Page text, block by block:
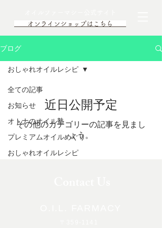
オンラインショップはこちら
ブログ
全ての記事
お知らせ
オトナのオイル塾
プレミアムオイルめぐり
おしゃれオイルレシピ
おしゃれオイルレシピ
近日公開予定
その他のカテゴリーの記事を見まし
ょう。